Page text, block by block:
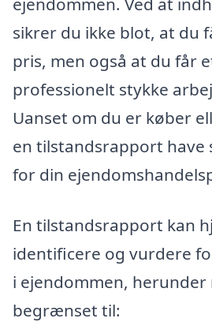
sikrer du ikke blot, at du
pris, men også at du får
professionelt stykke
Uanset om du er køber
en tilstandsrapport have
for din
En tilstandsrapport kan
identificere og vurdere
i ejendommen, herunder
begrænset til: